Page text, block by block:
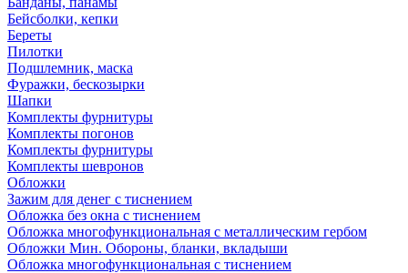
Бейсболки, кепки
Береты
Пилотки
Подшлемник, маска
Фуражки, бескозырки
Шапки
Комплекты фурнитуры
Комплекты погонов
Комплекты фурнитуры
Комплекты шевронов
Обложки
Зажим для денег с тиснением
Обложка без окна с тиснением
Обложка многофункциональная с металлическим гербом
Обложки Мин. Обороны, бланки, вкладыши
Обложка многофункциональная с тиснением